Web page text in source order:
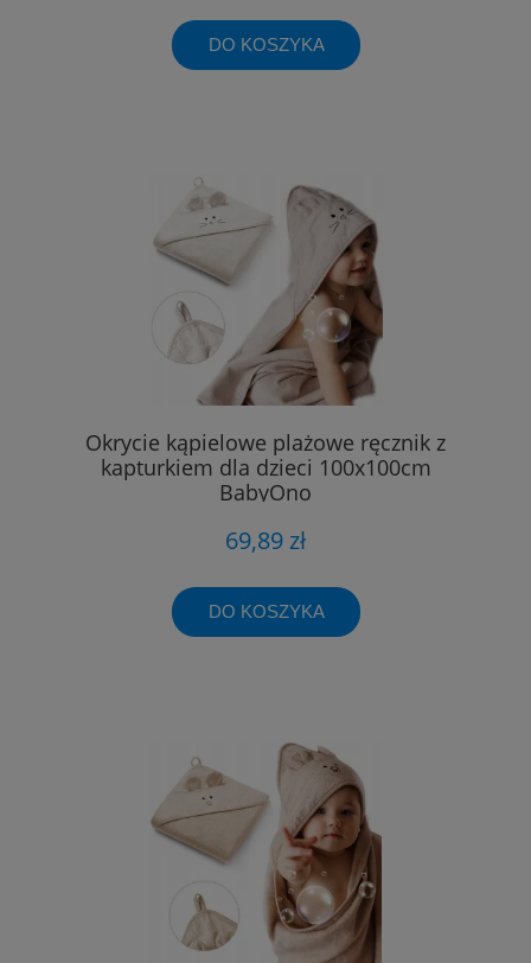
DO KOSZYKA
Okrycie kąpielowe plażowe ręcznik z
kapturkiem dla dzieci 100x100cm
BabyOno
69,89 zł
DO KOSZYKA